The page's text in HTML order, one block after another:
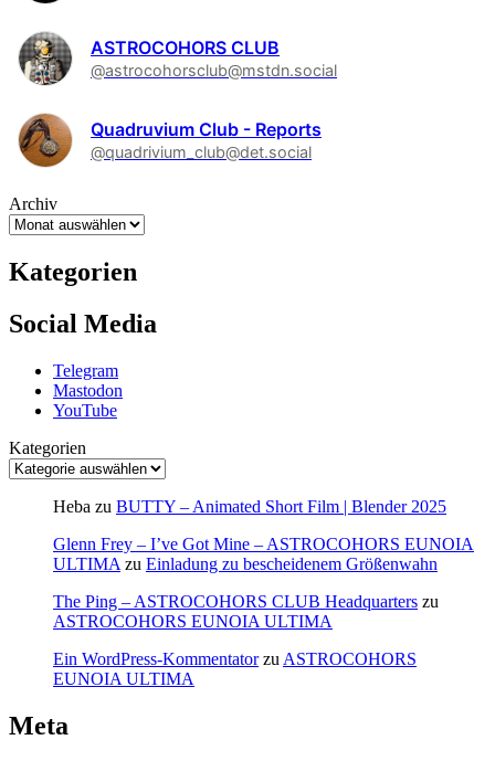
ASTROCOHORS CLUB
@astrocohorsclub@mstdn.social
Quadruvium Club - Reports
@quadrivium_club@det.social
Archiv
Kategorien
Social Media
Telegram
Mastodon
YouTube
Kategorien
Heba zu BUTTY – Animated Short Film | Blender 2025
Glenn Frey – I’ve Got Mine – ASTROCOHORS EUNOIA
ULTIMA zu Einladung zu bescheidenem Größenwahn
The Ping – ASTROCOHORS CLUB Headquarters zu
ASTROCOHORS EUNOIA ULTIMA
Ein WordPress-Kommentatorzu ASTROCOHORS
EUNOIA ULTIMA
Meta